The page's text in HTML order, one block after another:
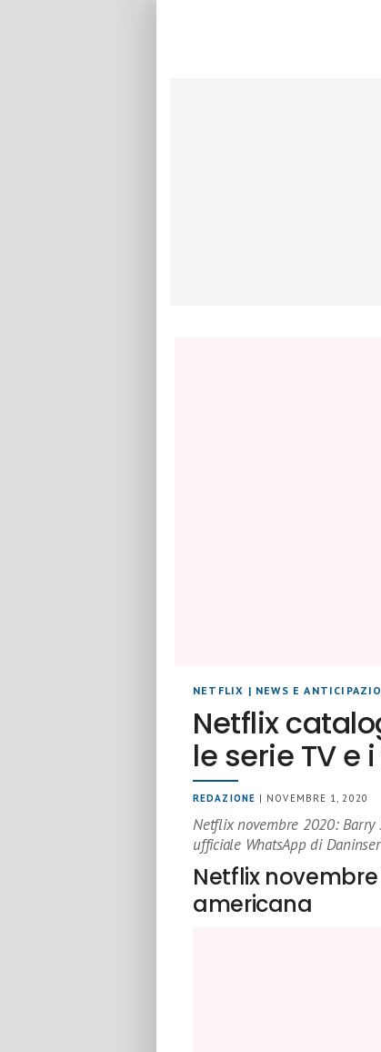
NETFLIX | NEWS E
Netflix
le serie TV e
REDAZIONE | NOVEMBRE 1, 2020
Netflix novembre 2020:
ufficiale WhatsApp di
Netflix
americana